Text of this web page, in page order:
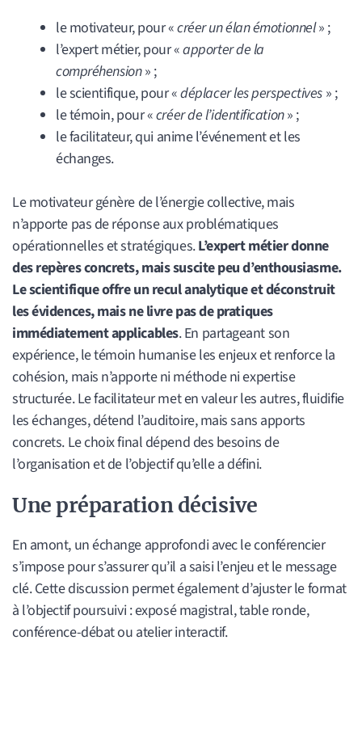
le motivateur, pour «créer un élan émotionnel» ;
l’expert métier, pour «apporter de la
compréhension» ;
le scientifique, pour «déplacer les perspectives» ;
le témoin, pour «créer de l’identification» ;
le facilitateur, qui anime l’événement et les
échanges.
Le motivateur génère de l’énergie collective, mais
n’apporte pas de réponse aux problématiques
opérationnelles et stratégiques.L’expert métier donne
des repères concrets, mais suscite peu d’enthousiasme.
Le scientifique offre un recul analytique et déconstruit
les évidences, mais ne livre pas de pratiques
immédiatement applicables. En partageant son
expérience, le témoin humanise les enjeux et renforce la
cohésion, mais n’apporte ni méthode ni expertise
structurée. Le facilitateur met en valeur les autres, fluidifie
les échanges, détend l’auditoire, mais sans apports
concrets. Le choix final dépend des besoins de
l’organisation et de l’objectif qu’elle a défini.
Une préparation décisive
En amont, un échange approfondi avec le conférencier
s’impose pour s’assurer qu’il a saisi l’enjeu et le message
clé. Cette discussion permet également d’ajuster le format
à l’objectif poursuivi : exposé magistral, table ronde,
conférence-débat ou atelier interactif.